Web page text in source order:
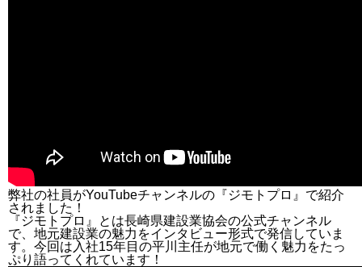
弊社の社員がYouTubeチャンネルの『ジモトプロ』で紹介
されました！
『ジモトプロ』とは長崎県建設業協会の公式チャンネル
で、地元建設業の魅力をインタビュー形式で発信していま
す。今回は入社15年目の平川主任が地元で働く魅力をたっ
ぷり語ってくれています！